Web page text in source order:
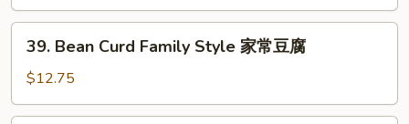
Chestnut
炒
芹
Bean
Curd
Family
39. Bean Curd Family Style 家常豆腐
$12.75